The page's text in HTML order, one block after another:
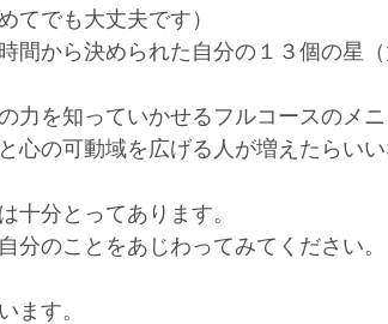
てでも大丈夫です）
間から決められた自分の１３個の星
力を知っていかせるフルコースのメ
心の可動域を広げる人が増えたらい
十分とってあります。
分のことをあじわってみてください。
ます。